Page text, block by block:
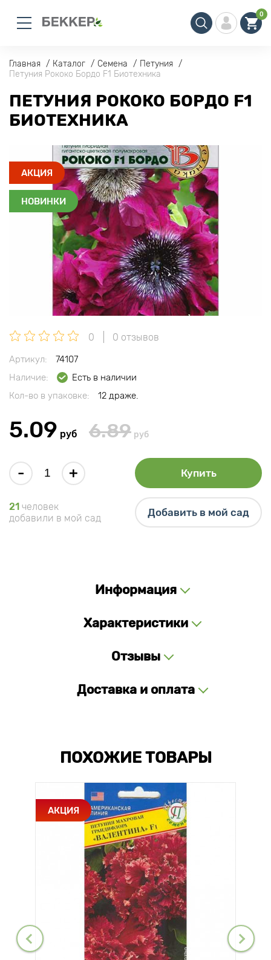
0
Главная Каталог Семена
Петуния
Петуния Рококо Бордо F1 Биотехника
ПЕТУНИЯ РОКОКО БОРДО F1
БИОТЕХНИКА
АКЦИЯ
НОВИНКИ
0 0 отзывов
Артикул:
74107
Наличие:
Есть в наличии
Кол-во в упаковке:
12 драже.
5.09 руб 6.89 руб
- + Купить
21 человек
добавили в мой сад
Добавить в мой сад
Информация
Характеристики
Отзывы
Доставка и оплата
ПОХОЖИЕ ТОВАРЫ
АКЦИЯ